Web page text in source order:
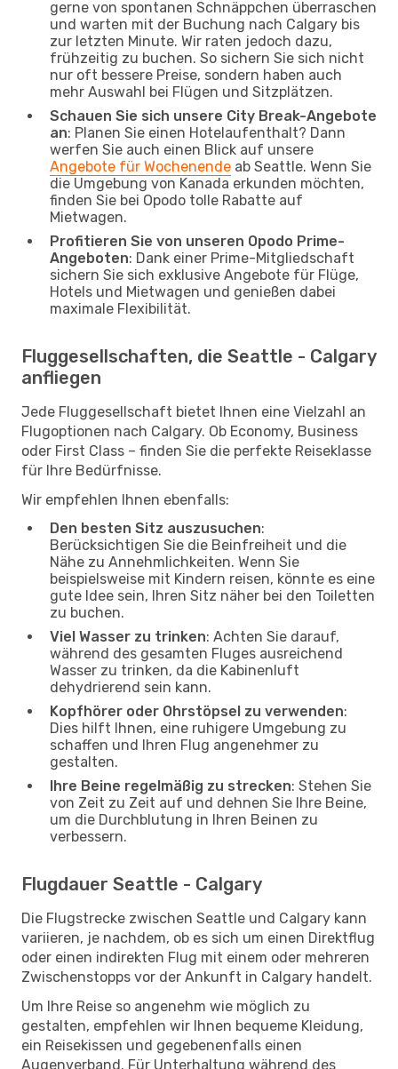
gerne von spontanen Schnäppchen überraschen
und warten mit der Buchung nach Calgary bis
zur letzten Minute. Wir raten jedoch dazu,
frühzeitig zu buchen. So sichern Sie sich nicht
nur oft bessere Preise, sondern haben auch
mehr Auswahl bei Flügen und Sitzplätzen.
Schauen Sie sich unsere City Break-Angebote
an: Planen Sie einen Hotelaufenthalt? Dann
werfen Sie auch einen Blick auf unsere
Angebote für Wochenende ab Seattle. Wenn Sie
die Umgebung von Kanada erkunden möchten,
finden Sie bei Opodo tolle Rabatte auf
Mietwagen.
Profitieren Sie von unseren Opodo Prime-
Angeboten: Dank einer Prime-Mitgliedschaft
sichern Sie sich exklusive Angebote für Flüge,
Hotels und Mietwagen und genießen dabei
maximale Flexibilität.
Fluggesellschaften, die Seattle - Calgary
anfliegen
Jede Fluggesellschaft bietet Ihnen eine Vielzahl an
Flugoptionen nach Calgary. Ob Economy, Business
oder First Class – finden Sie die perfekte Reiseklasse
für Ihre Bedürfnisse.
Wir empfehlen Ihnen ebenfalls:
Den besten Sitz auszusuchen:
Berücksichtigen Sie die Beinfreiheit und die
Nähe zu Annehmlichkeiten. Wenn Sie
beispielsweise mit Kindern reisen, könnte es eine
gute Idee sein, Ihren Sitz näher bei den Toiletten
zu buchen.
Viel Wasser zu trinken: Achten Sie darauf,
während des gesamten Fluges ausreichend
Wasser zu trinken, da die Kabinenluft
dehydrierend sein kann.
Kopfhörer oder Ohrstöpsel zu verwenden:
Dies hilft Ihnen, eine ruhigere Umgebung zu
schaffen und Ihren Flug angenehmer zu
gestalten.
Ihre Beine regelmäßig zu strecken: Stehen Sie
von Zeit zu Zeit auf und dehnen Sie Ihre Beine,
um die Durchblutung in Ihren Beinen zu
verbessern.
Flugdauer Seattle - Calgary
Die Flugstrecke zwischen Seattle und Calgary kann
variieren, je nachdem, ob es sich um einen Direktflug
oder einen indirekten Flug mit einem oder mehreren
Zwischenstopps vor der Ankunft in Calgary handelt.
Um Ihre Reise so angenehm wie möglich zu
gestalten, empfehlen wir Ihnen bequeme Kleidung,
ein Reisekissen und gegebenenfalls einen
Augenverband. Für Unterhaltung während des